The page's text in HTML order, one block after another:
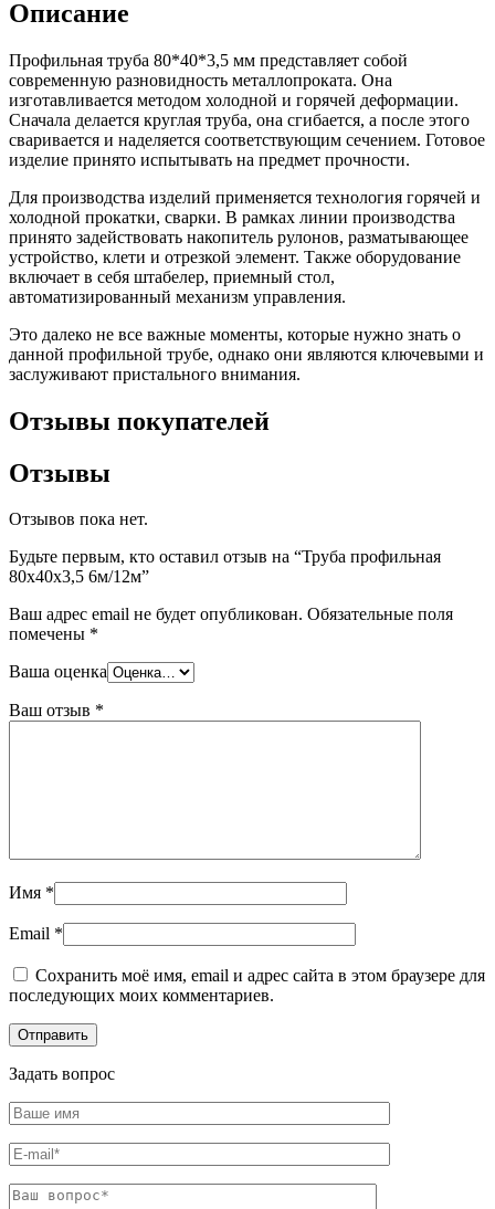
медный
(пруток)
Лента
медная
Лист
медный
Труба
медная
Круг
бронзовый
(пруток)
Олово,
cвинец,
цинк,
нихром
латунные
Фитинги
стальные
Фитинги
резьбовые
чугунные
Хомуты
стальные
Труба ВГП
БУ металл
БУ трубы
Описание
Профильная труба 80*40*3,5 мм представляет собой
современную разновидность металлопроката. Она
изготавливается методом холодной и горячей деформации.
Сначала делается круглая труба, она сгибается, а после этого
сваривается и наделяется соответствующим сечением. Готовое
изделие принято испытывать на предмет прочности.
Для производства изделий применяется технология горячей и
холодной прокатки, сварки. В рамках линии производства
принято задействовать накопитель рулонов, разматывающее
устройство, клети и отрезкой элемент. Также оборудование
включает в себя штабелер, приемный стол,
автоматизированный механизм управления.
Это далеко не все важные моменты, которые нужно знать о
данной профильной трубе, однако они являются ключевыми и
заслуживают пристального внимания.
Отзывы покупателей
Отзывы
Отзывов пока нет.
Будьте первым, кто оставил отзыв на “Труба профильная
80х40х3,5 6м/12м”
Ваш адрес email не будет опубликован. Обязательные поля
помечены *
Ваша оценка
Ваш отзыв *
Имя *
Email *
Сохранить моё имя, email и адрес сайта в этом браузере для
последующих моих комментариев.
Задать вопрос